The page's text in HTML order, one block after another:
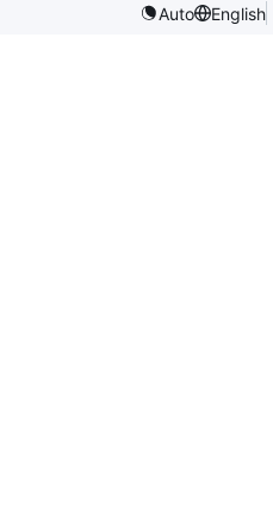
Auto
English